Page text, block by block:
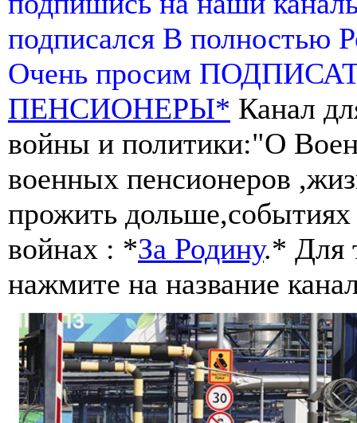
подписался В полностью
Очень просим
ПЕНСИОНЕРЫ* Канал
войны и политики:"О
военных пенсионеров
прожить
войнах : *За Родину.* Для
нажмите на название